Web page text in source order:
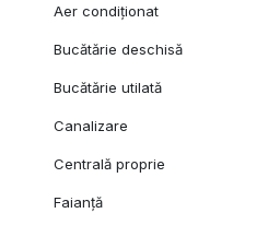
Aer condiționat
Bucătărie deschisă
Bucătărie utilată
Canalizare
Centrală proprie
Faianță